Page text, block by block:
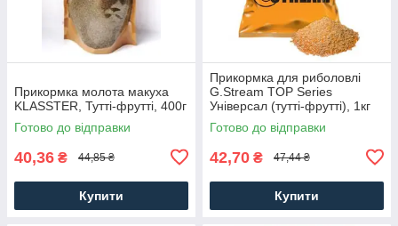
Прикормка молота макуха
KLASSTER, Тутті-фрутті, 400г
Готово до відправки
40,36 ₴ 44,85 ₴
Купити
Прикормка для риболовлі
G.Stream TOP Series
Універсал (тутті-фрутті), 1кг
Готово до відправки
42,70 ₴ 47,44 ₴
Купити